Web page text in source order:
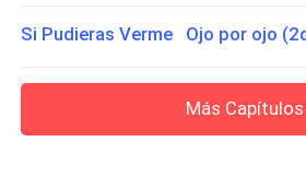
Si Pudieras Verme Ojo por ojo
Más Capítulos